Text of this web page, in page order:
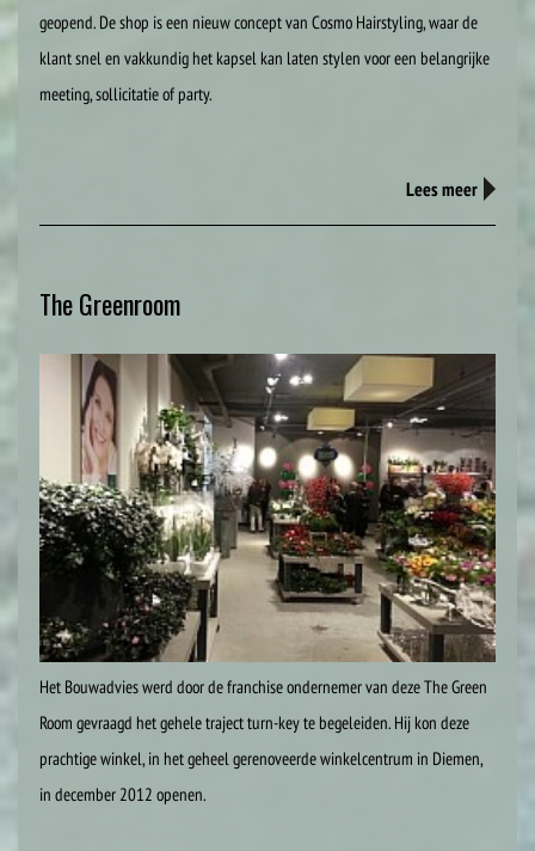
geopend. De shop is een nieuw concept van Cosmo Hairstyling, waar de
klant snel en vakkundig het kapsel kan laten stylen voor een belangrijke
meeting, sollicitatie of party.
Lees meer
The Greenroom
Het Bouwadvies werd door de franchise ondernemer van deze The Green
Room gevraagd het gehele traject turn-key te begeleiden. Hij kon deze
prachtige winkel, in het geheel gerenoveerde winkelcentrum in Diemen,
in december 2012 openen.